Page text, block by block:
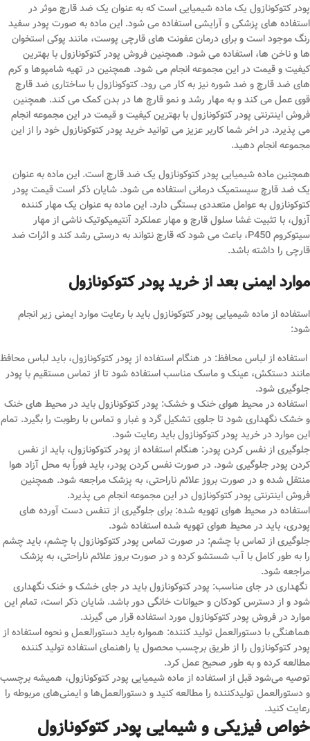
پودر کتوکونازول یک ماده شیمیایی است که به عنوان یک ضد قارچ موثر در
استفاده های پزشکی و آرایشی استفاده می شود. این ماده به صورت پودر سفید
رنگ موجود است و برای درمان عفونت های قارچی پوست، مانند پوکی استخوان
‌ها و ناخن ها، استفاده می شود. همچنین فروش پودر کتوکونازول با بهترین
کیفیت و قیمت در این مجموعه انجام می شود. همچنین در تهیه شامپوها و کرم
های ضد قارچ و ضد شوره نیز به کار می رود. کتوکونازول با ساختاری ضد قارچ
قوی عمل می کند و به مهار رشد و نمو قارچ ها در بدن کمک می کند. همچنین
فروش اینترنتی پودر کتوکونازول با بهترین کیفیت و قیمت در این مجموعه انجام
می پذیرد. در اخر شما کاربر عزیز می توانید خرید پودر کتوکونازول خود را از این
مجموعه انجام دهید.
همچنین ماده شیمیایی پودر کتوکونازول یک ضد قارچ است. این ماده به عنوان
یک ضد قارچ سیستمیک درمانی استفاده می ‌شود. شایان ذکر است قیمت پودر
کتوکونازول به عوامل متعددی بستگی دارد. این ماده به عنوان یک مهار کننده
آزول، با تثبیت غشا سلول قارچ و مهار عملکرد آنتیمیکوتیک ناشی از مهار
سیتوکروم P450، باعث می‌ شود که قارچ نتواند به درستی رشد کند و اثرات ضد
قارچی را داشته باشد.
موارد ایمنی بعد از خرید پودر کتوکونازول
استفاده از ماده شیمیایی پودر کتوکونازول باید با رعایت موارد ایمنی زیر انجام
شود:
استفاده از لباس محافظ: در هنگام استفاده از پودر کتوکونازول، باید لباس محافظ
مانند دستکش، عینک و ماسک مناسب استفاده شود تا از تماس مستقیم با پودر
جلوگیری شود.
استفاده در محیط هوای خنک و خشک: پودر کتوکونازول باید در محیط های خنک
و خشک نگهداری شود تا جلوی تشکیل گرد و غبار و تماس با رطوبت را بگیرد. تمام
این موارد در خرید پودر کتوکونازول باید رعایت شود.
جلوگیری از نفس کردن پودر: هنگام استفاده از پودر کتوکونازول، باید از نفس
کردن پودر جلوگیری شود. در صورت نفس کردن پودر، باید فوراً به محل آزاد هوا
منتقل شده و در صورت بروز علائم ناراحتی، به پزشک مراجعه شود. همچنین
فروش اینترنتی پودر کتوکونازول در این مجموعه انجام می پذیرد.
استفاده در محیط هوای تهویه شده: برای جلوگیری از تنفس دست آورده های
پودری، باید در محیط هوای تهویه شده استفاده شود.
جلوگیری از تماس با چشم: در صورت تماس پودر کتوکونازول با چشم، باید چشم
را به طور کامل با آب شستشو کرده و در صورت بروز علائم ناراحتی، به پزشک
مراجعه شود.
نگهداری در جای مناسب: پودر کتوکونازول باید در جای خشک و خنک نگهداری
شود و از دسترس کودکان و حیوانات خانگی دور باشد. شایان ذکر است، تمام این
موارد در فروش پودر کتوکونازول مورد استفاده قرار می گیرند.
هماهنگی با دستورالعمل تولید کننده: همواره باید دستورالعمل و نحوه استفاده از
پودر کتوکونازول را از طریق برچسب محصول یا راهنمای استفاده تولید کننده
مطالعه کرده و به طور صحیح عمل کرد.
توصیه می‌شود قبل از استفاده از ماده شیمیایی پودر کتوکونازول، همیشه برچسب
و دستورالعمل تولیدکننده را مطالعه کنید و دستورالعمل‌ها و ایمنی‌های مربوطه را
رعایت کنید.
خواص فیزیکی و شیمایی پودر کتوکونازول